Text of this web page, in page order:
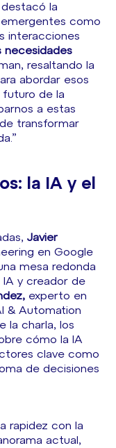
la
como
interacciones
necesidades
resaltando la
abordar esos
futuro de la
a estas
transformar
la IA y el
Javier
en Google
mesa redonda
IA y creador de
experto en
& Automation
la charla, los
cómo la IA
clave como
de decisiones
rapidez con la
actual,